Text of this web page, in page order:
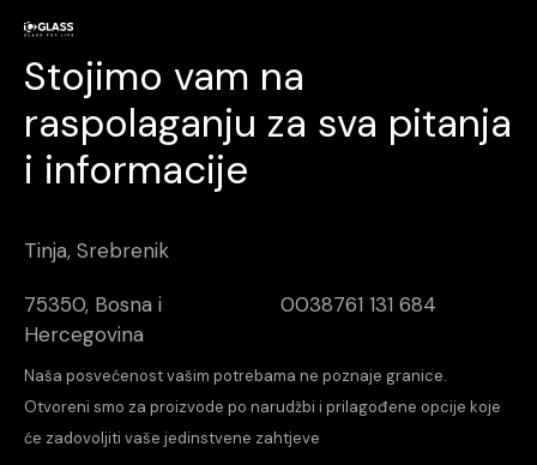
Stojimo vam na
raspolaganju za sva pitanja
i informacije
Tinja, Srebrenik
75350, Bosna i
Hercegovina
0038761 131 684
Naša posvećenost vašim potrebama ne poznaje granice.
Otvoreni smo za proizvode po narudžbi i prilagođene opcije koje
će zadovoljiti vaše jedinstvene zahtjeve